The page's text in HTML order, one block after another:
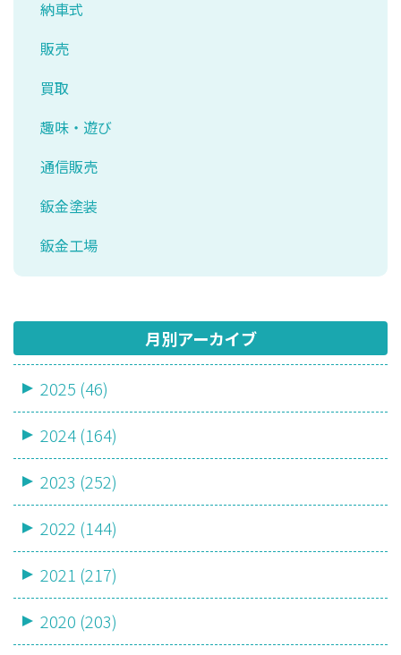
納車式
販売
買取
趣味・遊び
通信販売
鈑金塗装
鈑金工場
月別アーカイブ
2025 (46)
2024 (164)
2023 (252)
2022 (144)
2021 (217)
2020 (203)